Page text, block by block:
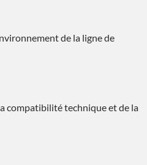
de la ligne de
compatibilité technique et de la
Solution De Refroidissement